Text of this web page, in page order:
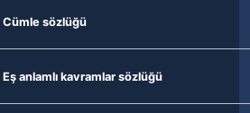
Cümle sözlüğü
Eş anlamlı kavramlar sözlüğü